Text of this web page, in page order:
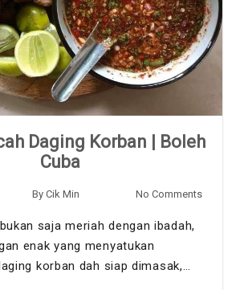
Daging Korban | Boleh
Cuba
By Cik Min No Comments
saja meriah dengan ibadah,
enak yang menyatukan
korban dah siap dimasak,…